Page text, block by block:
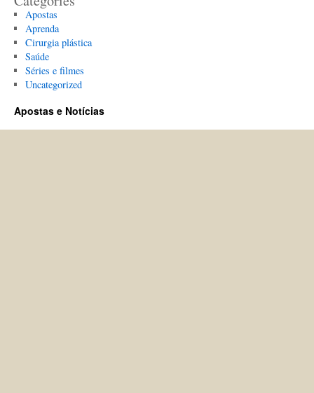
Apostas
Aprenda
Cirurgia plástica
Saúde
Séries e filmes
Uncategorized
Apostas e Notícias